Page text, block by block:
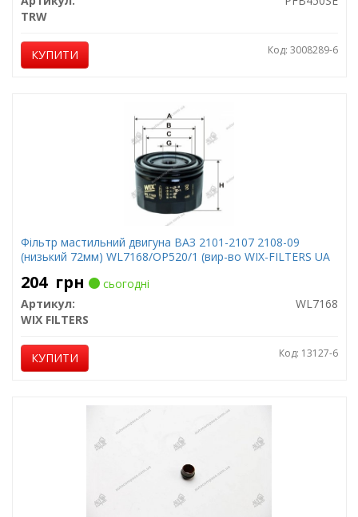
TRW
КУПИТИ Код: 3008289-6
Фільтр мастильний двигуна ВАЗ 2101-2107 2108-09
(низький 72мм) WL7168/OP520/1 (вир-во WIX-FILTERS UA
204 грн
сьогодні
Артикул:
WL7168
WIX FILTERS
КУПИТИ Код: 13127-6